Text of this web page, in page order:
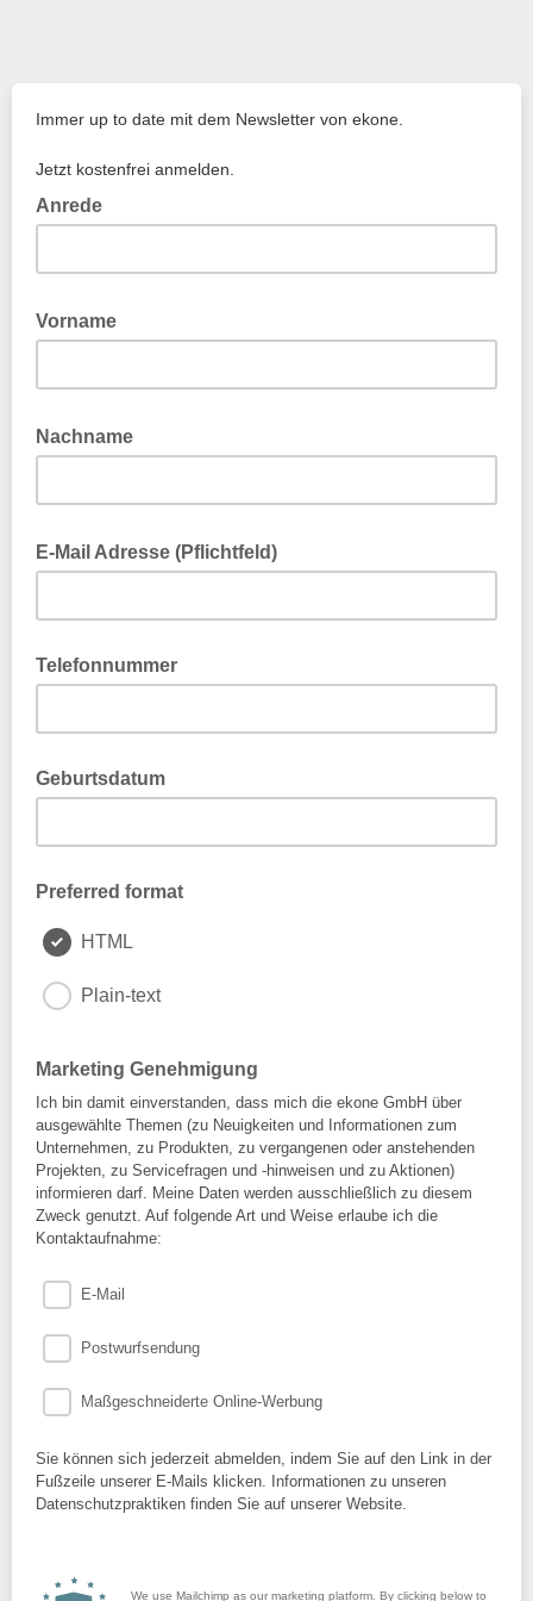
Immer up to date mit dem Newsletter von ekone.
Jetzt kostenfrei anmelden.
Anrede
Vorname
Nachname
E-Mail Adresse (Pflichtfeld)
Telefonnummer
Geburtsdatum
Preferred format
HTML
Plain-text
Marketing Genehmigung
Ich bin damit einverstanden, dass mich die ekone GmbH über
ausgewählte Themen (zu Neuigkeiten und Informationen zum
Unternehmen, zu Produkten, zu vergangenen oder anstehenden
Projekten, zu Servicefragen und -hinweisen und zu Aktionen)
informieren darf. Meine Daten werden ausschließlich zu diesem
Zweck genutzt. Auf folgende Art und Weise erlaube ich die
Kontaktaufnahme:
E-Mail
Postwurfsendung
Maßgeschneiderte Online-Werbung
Sie können sich jederzeit abmelden, indem Sie auf den Link in der
Fußzeile unserer E-Mails klicken. Informationen zu unseren
Datenschutzpraktiken finden Sie auf unserer Website.
We use Mailchimp as our marketing platform. By clicking below to